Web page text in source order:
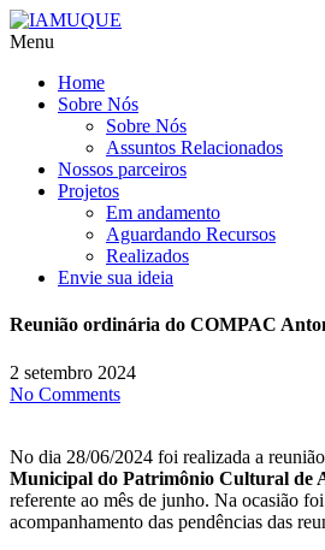
Menu
Home
Sobre Nós
Sobre Nós
Assuntos Relacionados
Nossos parceiros
Projetos
Em andamento
Aguardando Recursos
Realizados
Envie sua ideia
Reunião ordinária do COMPAC
2 setembro 2024
No Comments
No dia 28/06/2024 foi realizada a
Municipal do Patrimônio Cultural de
referente ao mês de junho. Na ocasião
acompanhamento das pendências das